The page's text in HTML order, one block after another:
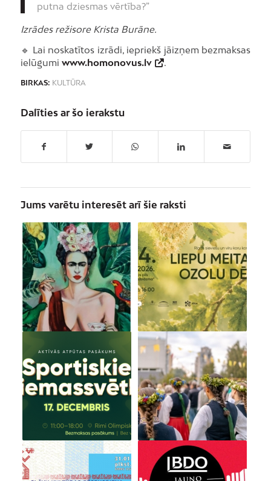
putna dziesmas vērtība?”
Izrādes režisore Krista Burāne.
🔹 Lai noskatītos izrādi, iepriekš jāizņem bezmaksas
ielūgumi www.homonovus.lv .
BIRKAS: KULTŪRA
Dalīties ar šo ierakstu
Jums varētu interesēt arī šie raksti